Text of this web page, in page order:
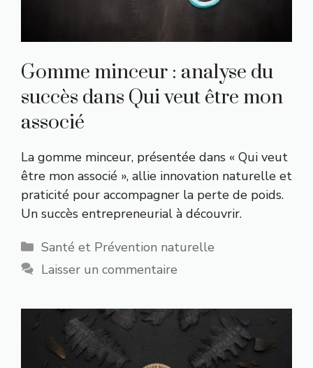
Gomme minceur : analyse du
succès dans Qui veut être mon
associé
La gomme minceur, présentée dans « Qui veut
être mon associé », allie innovation naturelle et
praticité pour accompagner la perte de poids.
Un succès entrepreneurial à découvrir.
Catégories
Santé et Prévention naturelle
Laisser un commentaire